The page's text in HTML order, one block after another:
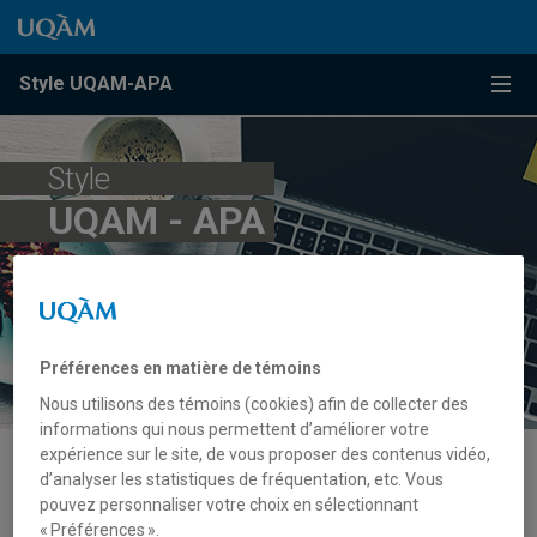
Passer au contenu
Accéder au menu principal
Accéder à la recherche
Passer au contenu
Accéder au menu principal
Style UQAM-APA
Style
UQAM - APA
Règles par type de ressource
Préférences en matière de témoins
Nous utilisons des témoins (cookies) afin de collecter des
informations qui nous permettent d’améliorer votre
expérience sur le site, de vous proposer des contenus vidéo,
d’analyser les statistiques de fréquentation, etc. Vous
pouvez personnaliser votre choix en sélectionnant
« Préférences ».